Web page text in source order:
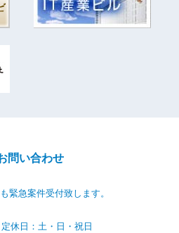
問い合わせ
緊急案件受付致します。
定休日：土・日・祝日